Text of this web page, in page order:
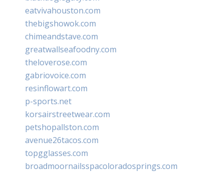
eatvivahouston.com
thebigshowok.com
chimeandstave.com
greatwallseafoodny.com
theloverose.com
gabriovoice.com
resinflowart.com
p-sports.net
korsairstreetwear.com
petshopallston.com
avenue26tacos.com
topgglasses.com
broadmoornailsspacoloradosprings.com